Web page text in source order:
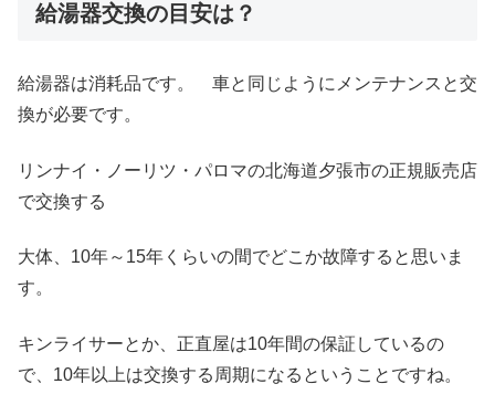
給湯器交換の目安は？
給湯器は消耗品です。 車と同じようにメンテナンスと交
換が必要です。
リンナイ・ノーリツ・パロマの北海道夕張市の正規販売店
で交換する
大体、10年～15年くらいの間でどこか故障すると思いま
す。
キンライサーとか、正直屋は10年間の保証しているの
で、10年以上は交換する周期になるということですね。